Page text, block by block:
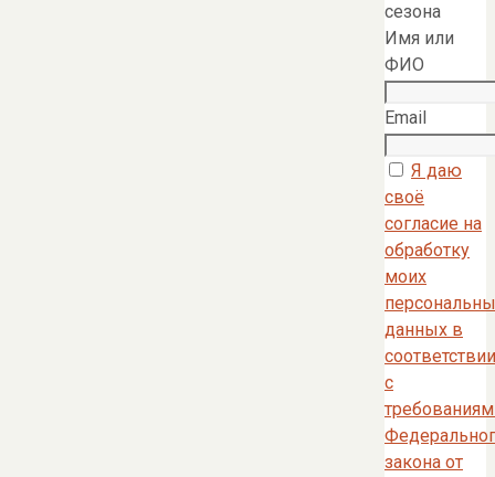
сезона
Имя или
ФИО
Email
Я даю
своё
согласие на
обработку
моих
данных в
соответствии
с
закона от